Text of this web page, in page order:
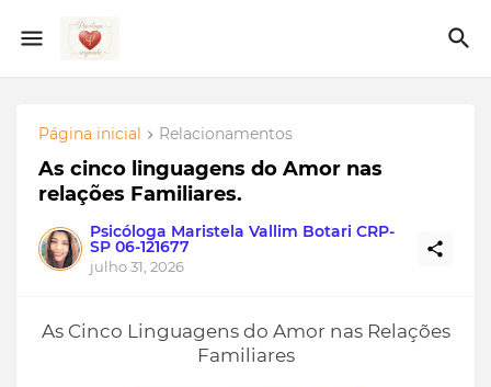
Página inicial Relacionamentos
As cinco linguagens do Amor nas
relações Familiares.
Psicóloga Maristela Vallim Botari CRP-
SP 06-121677
julho 31, 2026
As Cinco Linguagens do Amor nas Relações
Familiares